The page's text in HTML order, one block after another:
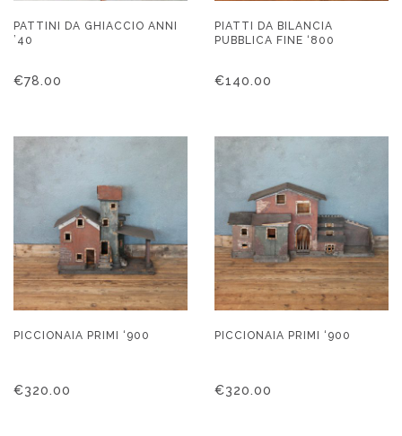
PATTINI DA GHIACCIO ANNI
’40
€78.00
PIATTI DA BILANCIA
PUBBLICA FINE ‘800
€140.00
PICCIONAIA PRIMI ‘900
€320.00
PICCIONAIA PRIMI ‘900
€320.00